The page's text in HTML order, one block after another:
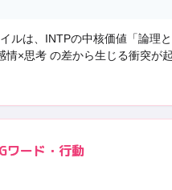
ルは、 INTPの中核価値「論理
情×思考 の差から生じる衝突が
ワード・行動